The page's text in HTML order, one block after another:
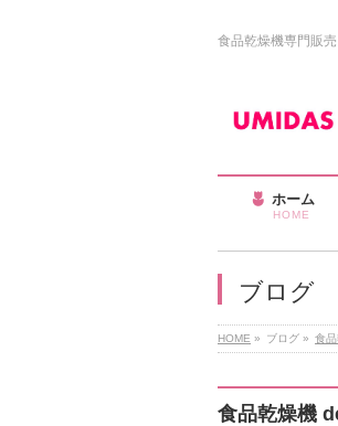
食品乾燥機専門販
ホーム
HOME
ブログ
HOME » ブログ » 食
食品乾燥機